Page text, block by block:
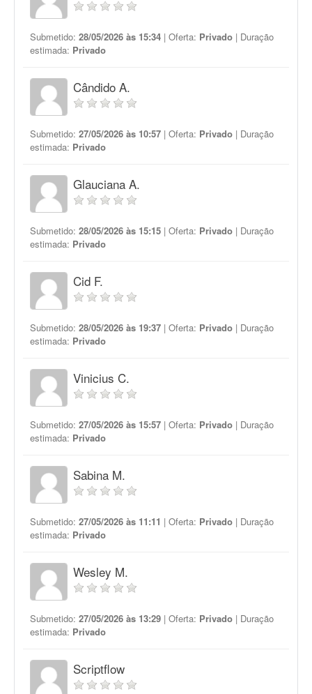
Submetido: 28/05/2026 às 15:34 | Oferta: Privado | Duração
estimada: Privado
Cândido A.
Submetido: 27/05/2026 às 10:57 | Oferta: Privado | Duração
estimada: Privado
Glauciana A.
Submetido: 28/05/2026 às 15:15 | Oferta: Privado | Duração
estimada: Privado
Cid F.
Submetido: 28/05/2026 às 19:37 | Oferta: Privado | Duração
estimada: Privado
Vinicius C.
Submetido: 27/05/2026 às 15:57 | Oferta: Privado | Duração
estimada: Privado
Sabina M.
Submetido: 27/05/2026 às 11:11 | Oferta: Privado | Duração
estimada: Privado
Wesley M.
Submetido: 27/05/2026 às 13:29 | Oferta: Privado | Duração
estimada: Privado
Scriptflow